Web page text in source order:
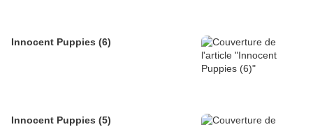
Innocent Puppies (6)
Innocent Puppies (5)